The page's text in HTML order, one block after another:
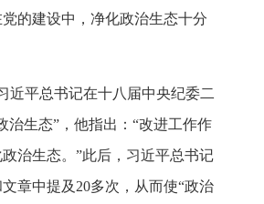
的建设中，净化政治生态十分
近平总书记在十八届中央纪委二
治生态”，他指出：“改进工作作
治生态。”此后，习近平总书记
章中提及20多次，从而使“政治